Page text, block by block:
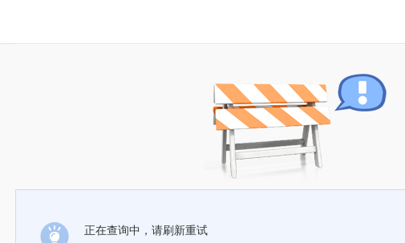
正在查询中，请刷新重试